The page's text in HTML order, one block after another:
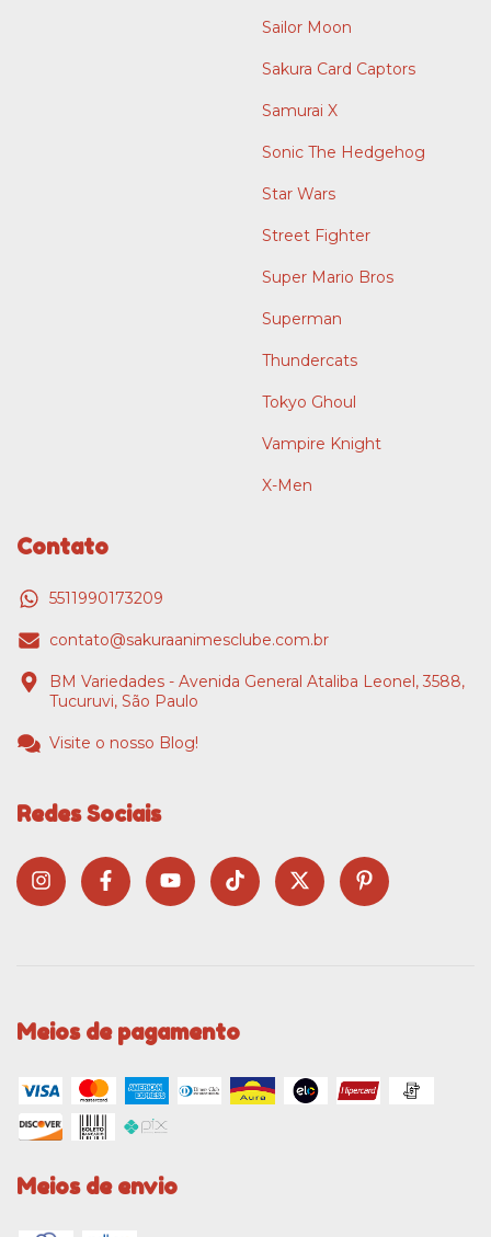
Sailor Moon
Sakura Card Captors
Samurai X
Sonic The Hedgehog
Star Wars
Street Fighter
Super Mario Bros
Superman
Thundercats
Tokyo Ghoul
Vampire Knight
X-Men
Contato
5511990173209
contato@sakuraanimesclube.com.br
BM Variedades - Avenida General Ataliba Leonel, 3588,
Tucuruvi, São Paulo
Visite o nosso Blog!
Redes Sociais
Meios de pagamento
Meios de envio